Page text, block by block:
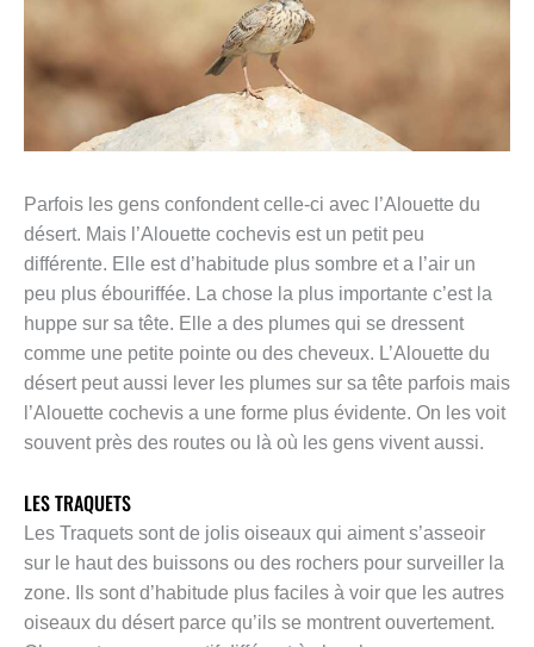
Parfois les gens confondent celle-ci avec l’Alouette du
désert. Mais l’Alouette cochevis est un petit peu
différente. Elle est d’habitude plus sombre et a l’air un
peu plus ébouriffée. La chose la plus importante c’est la
huppe sur sa tête. Elle a des plumes qui se dressent
comme une petite pointe ou des cheveux. L’Alouette du
désert peut aussi lever les plumes sur sa tête parfois mais
l’Alouette cochevis a une forme plus évidente. On les voit
souvent près des routes ou là où les gens vivent aussi.
LES TRAQUETS
Les Traquets sont de jolis oiseaux qui aiment s’asseoir
sur le haut des buissons ou des rochers pour surveiller la
zone. Ils sont d’habitude plus faciles à voir que les autres
oiseaux du désert parce qu’ils se montrent ouvertement.